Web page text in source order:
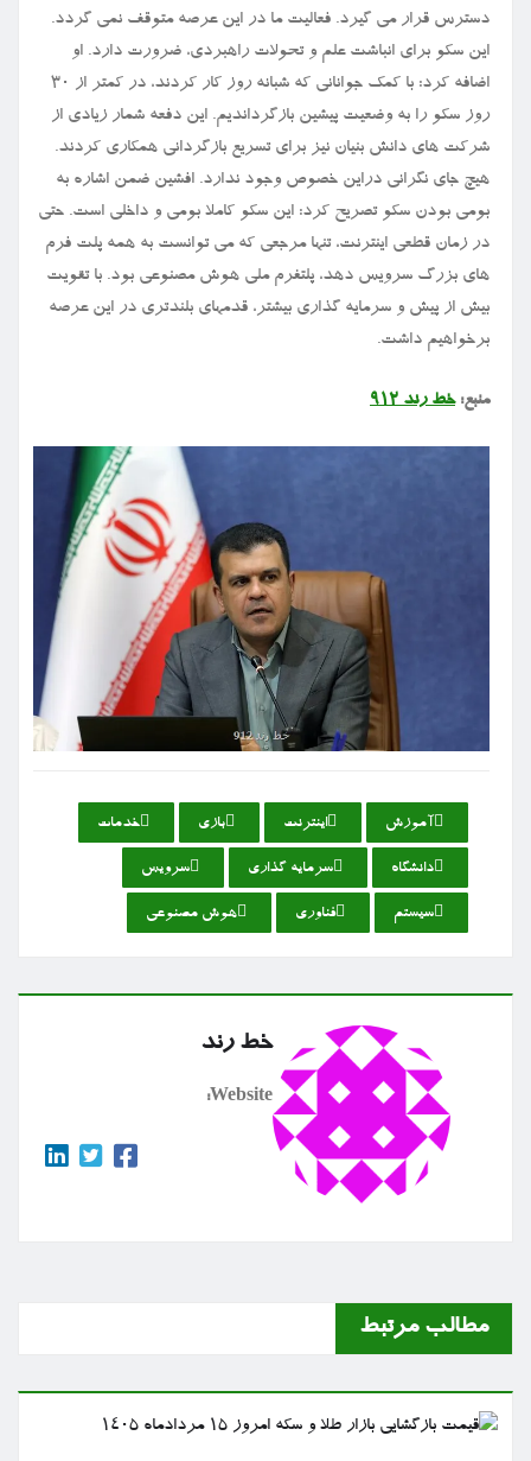
دسترس قرار می گیرد. فعالیت ما در این عرصه متوقف نمی گردد.
این سکو برای انباشت علم و تحولات راهبردی، ضرورت دارد. او
اضافه کرد: با کمک جوانانی که شبانه روز کار کردند، در کمتر از ۳۰
روز سکو را به وضعیت پیشین بازگرداندیم. این دفعه شمار زیادی از
شرکت های دانش بنیان نیز برای تسریع بازگردانی همکاری کردند.
هیچ جای نگرانی دراین خصوص وجود ندارد. افشین ضمن اشاره به
بومی بودن سکو تصریح کرد: این سکو کاملا بومی و داخلی است. حتی
در زمان قطعی اینترنت، تنها مرجعی که می توانست به همه پلت فرم
های بزرگ سرویس دهد، پلتفرم ملی هوش مصنوعی بود. با تقویت
بیش از پیش و سرمایه گذاری بیشتر، قدمهای بلندتری در این عرصه
برخواهیم داشت.
منبع:خط رند ۹۱۲
آموزش اینترنت بازی خدمات
دانشگاه سرمایه گذاری سرویس
سیستم فناوری هوش مصنوعی
خط رند
Website:
مطالب مرتبط